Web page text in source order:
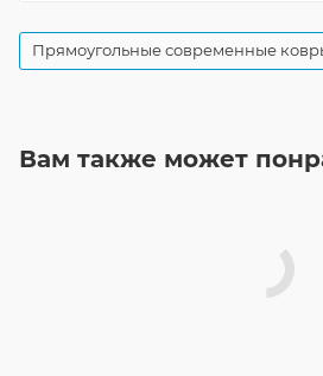
Прямоугольные современные
Вам также может